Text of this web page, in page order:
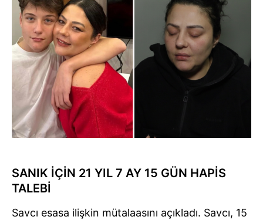
SANIK İÇİN 21 YIL 7 AY 15 GÜN HAPİS
TALEBİ
Savcı esasa ilişkin mütalaasını açıkladı. Savcı, 15